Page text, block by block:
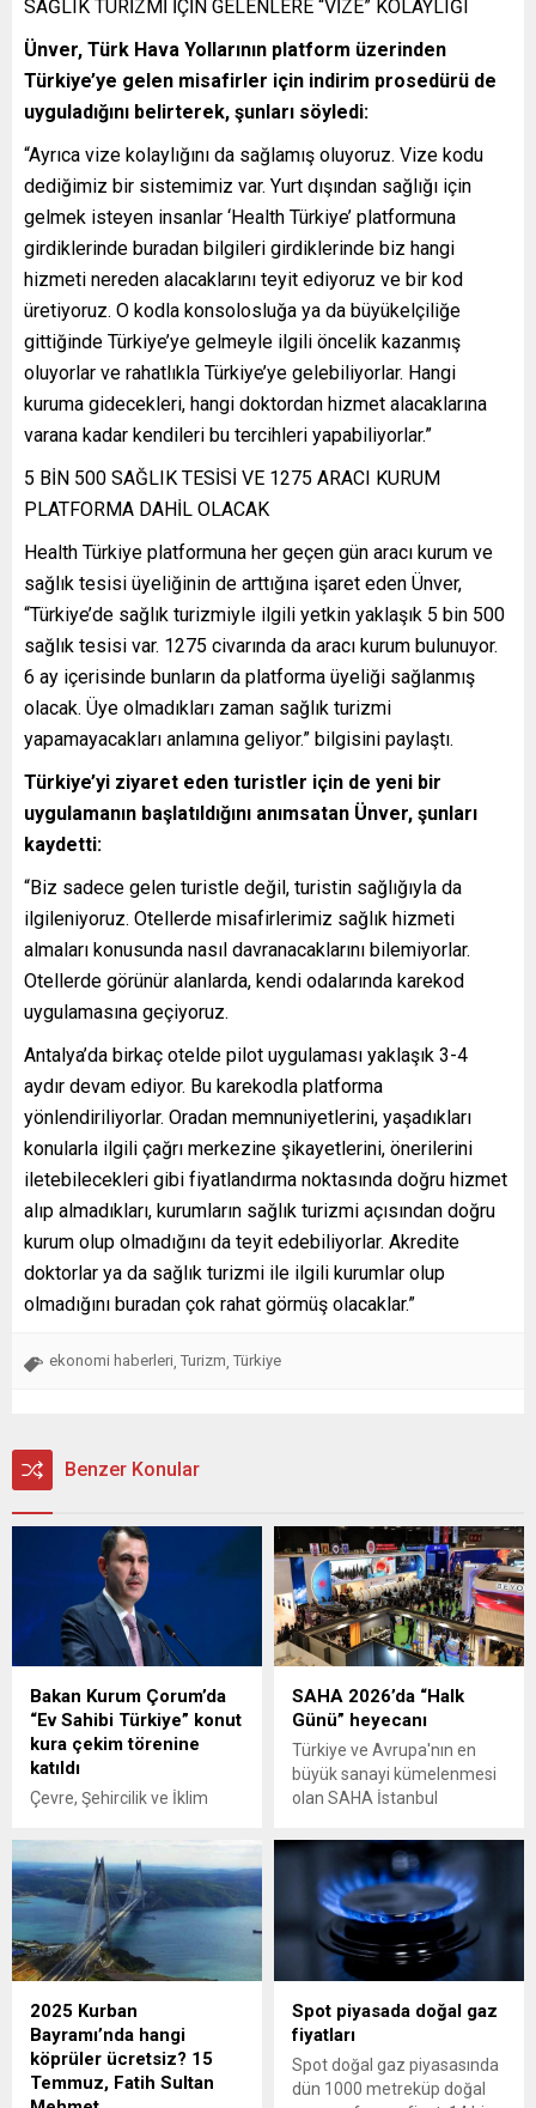
SAĞLIK TURİZMİ İÇİN GELENLERE “VİZE” KOLAYLIĞI
Ünver, Türk Hava Yollarının platform üzerinden
Türkiye’ye gelen misafirler için indirim prosedürü de
uyguladığını belirterek, şunları söyledi:
“Ayrıca vize kolaylığını da sağlamış oluyoruz. Vize kodu
dediğimiz bir sistemimiz var. Yurt dışından sağlığı için
gelmek isteyen insanlar ‘Health Türkiye’ platformuna
girdiklerinde buradan bilgileri girdiklerinde biz hangi
hizmeti nereden alacaklarını teyit ediyoruz ve bir kod
üretiyoruz. O kodla konsolosluğa ya da büyükelçiliğe
gittiğinde Türkiye’ye gelmeyle ilgili öncelik kazanmış
oluyorlar ve rahatlıkla Türkiye’ye gelebiliyorlar. Hangi
kuruma gidecekleri, hangi doktordan hizmet alacaklarına
varana kadar kendileri bu tercihleri yapabiliyorlar.”
5 BİN 500 SAĞLIK TESİSİ VE 1275 ARACI KURUM
PLATFORMA DAHİL OLACAK
Health Türkiye platformuna her geçen gün aracı kurum ve
sağlık tesisi üyeliğinin de arttığına işaret eden Ünver,
“Türkiye’de sağlık turizmiyle ilgili yetkin yaklaşık 5 bin 500
sağlık tesisi var. 1275 civarında da aracı kurum bulunuyor.
6 ay içerisinde bunların da platforma üyeliği sağlanmış
olacak. Üye olmadıkları zaman sağlık turizmi
yapamayacakları anlamına geliyor.” bilgisini paylaştı.
Türkiye’yi ziyaret eden turistler için de yeni bir
uygulamanın başlatıldığını anımsatan Ünver, şunları
kaydetti:
“Biz sadece gelen turistle değil, turistin sağlığıyla da
ilgileniyoruz. Otellerde misafirlerimiz sağlık hizmeti
almaları konusunda nasıl davranacaklarını bilemiyorlar.
Otellerde görünür alanlarda, kendi odalarında karekod
uygulamasına geçiyoruz.
Antalya’da birkaç otelde pilot uygulaması yaklaşık 3-4
aydır devam ediyor. Bu karekodla platforma
yönlendiriliyorlar. Oradan memnuniyetlerini, yaşadıkları
konularla ilgili çağrı merkezine şikayetlerini, önerilerini
iletebilecekleri gibi fiyatlandırma noktasında doğru hizmet
alıp almadıkları, kurumların sağlık turizmi açısından doğru
kurum olup olmadığını da teyit edebiliyorlar. Akredite
doktorlar ya da sağlık turizmi ile ilgili kurumlar olup
olmadığını buradan çok rahat görmüş olacaklar.”
ekonomi haberleri Turizm Türkiye
Benzer Konular
Bakan Kurum Çorum’da
“Ev Sahibi Türkiye” konut
kura çekim törenine
katıldı
Çevre, Şehircilik ve İklim
Kurum, Çorum'da "Ev Sahibi
Türkiye" Sosyal Konut Kura
Çekim Töreni'nde konuştu.
Kurum "Bugün sadece
bakanlığın yatırım miktarı
Çorum’da 61 milyar liraya
SAHA 2026’da “Halk
Günü” heyecanı
Türkiye ve Avrupa'nın en
büyük sanayi kümelenmesi
olan SAHA İstanbul
SAHA EXPO 2026, kapılarını
bugün vatandaşların
ziyaretine açtı.
2025 Kurban
Bayramı’nda hangi
köprüler ücretsiz? 15
Temmuz, Fatih Sultan
Spot piyasada doğal gaz
fiyatları
Spot doğal gaz piyasasında
dün 1000 metreküp doğal